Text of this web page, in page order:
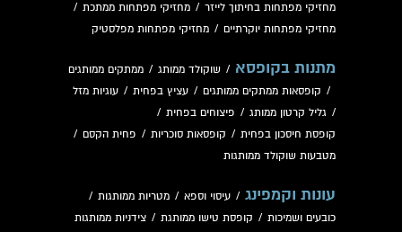
מחזיקי מפתחות בחיתוך לייזר / מחזיקי מפתחות ממתכת /
מחזיקי מפתחות יוקרתיים / מחזיקי מפתחות מפלסטיק
מתנות בקופסא / שוקולד ממותג / ממתקים ממותגים
/ קופסאות ממתקים ממותגים / עציץ בפחית / עוגיות מזל
/ גליל קרטון ממותג / פיצוחים בפחית /
קופסת חיסכון בפחית / קופסאות סוכריות / פחית הקסם /
מטבעות שוקולד ממותגות
עונות וקמפינג / עיסוי וספא / מטריות ממותגות /
כובעים ושמיכות / קופסת טישו ממותגת / צידניות ממותגות